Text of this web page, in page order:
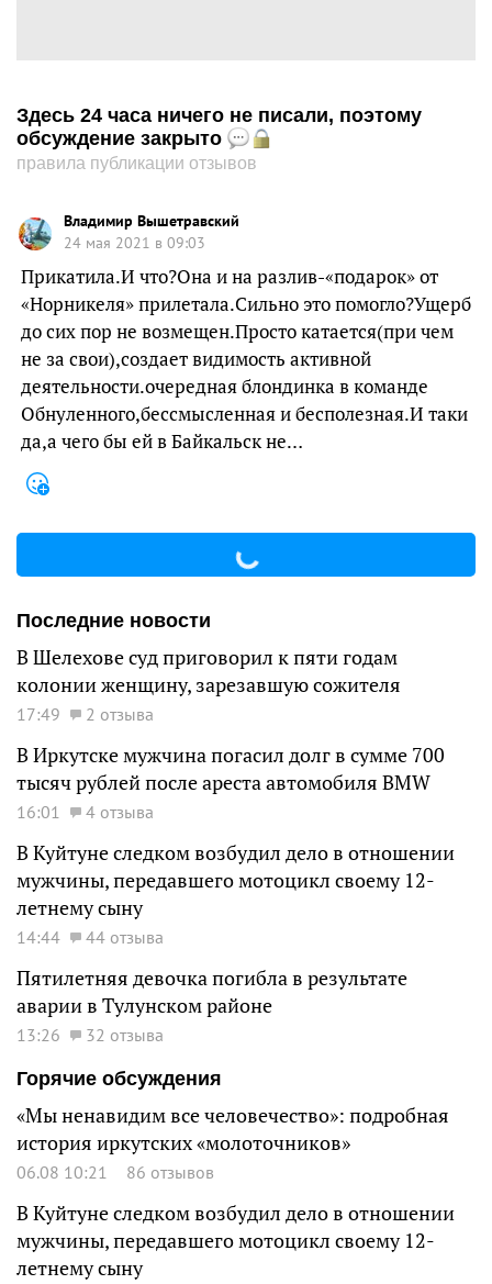
Здесь 24 часа ничего не писали, поэтому
обсуждение закрыто
правила публикации отзывов
Владимир Вышетравский
24 мая 2021 в 09:03
Прикатила.И что?Она и на разлив-«подарок» от
«Норникеля» прилетала.Сильно это помогло?Ущерб
до сих пор не возмещен.Просто катается(при чем
не за свои),создает видимость активной
деятельности.очередная блондинка в команде
Обнуленного,бессмысленная и бесполезная.И таки
да,а чего бы ей в Байкальск не…
Последние новости
В Шелехове суд приговорил к пяти годам
колонии женщину, зарезавшую сожителя
17:49 2 отзыва
В Иркутске мужчина погасил долг в сумме 700
тысяч рублей после ареста автомобиля BMW
16:01 4 отзыва
В Куйтуне следком возбудил дело в отношении
мужчины, передавшего мотоцикл своему 12-
летнему сыну
14:44 44 отзыва
Пятилетняя девочка погибла в результате
аварии в Тулунском районе
13:26
32 отзыва
Горячие обсуждения
«Мы ненавидим все человечество»: подробная
история иркутских «молоточников»
06.08 10:21 86 отзывов
В Куйтуне следком возбудил дело в отношении
мужчины, передавшего мотоцикл своему 12-
летнему сыну